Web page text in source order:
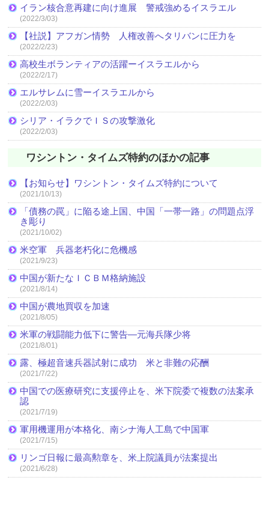
イラン核合意再建に向け進展 警戒強めるイスラエル
(2022/3/03)
【社説】アフガン情勢 人権改善へタリバンに圧力を
(2022/2/23)
高校生ボランティアの活躍ーイスラエルから
(2022/2/17)
エルサレムに雪ーイスラエルから
(2022/2/03)
シリア・イラクでＩＳの攻撃激化
(2022/2/03)
ワシントン・タイムズ特約のほかの記事
【お知らせ】ワシントン・タイムズ特約について
(2021/10/13)
「債務の罠」に陥る途上国、中国「一帯一路」の問題点浮
き彫り
(2021/10/02)
米空軍 兵器老朽化に危機感
(2021/9/23)
中国が新たなＩＣＢＭ格納施設
(2021/8/14)
中国が農地買収を加速
(2021/8/05)
米軍の戦闘能力低下に警告―元海兵隊少将
(2021/8/01)
露、極超音速兵器試射に成功 米と非難の応酬
(2021/7/22)
中国での医療研究に支援停止を、米下院委で複数の法案承
認
(2021/7/19)
軍用機運用が本格化、南シナ海人工島で中国軍
(2021/7/15)
リンゴ日報に最高勲章を、米上院議員が法案提出
(2021/6/28)